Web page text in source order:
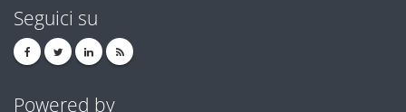
Seguici su
Powered by